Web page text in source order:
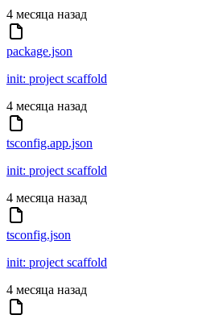
4 месяца назад
package.json
init: project scaffold
4 месяца назад
tsconfig.app.json
init: project scaffold
4 месяца назад
tsconfig.json
init: project scaffold
4 месяца назад